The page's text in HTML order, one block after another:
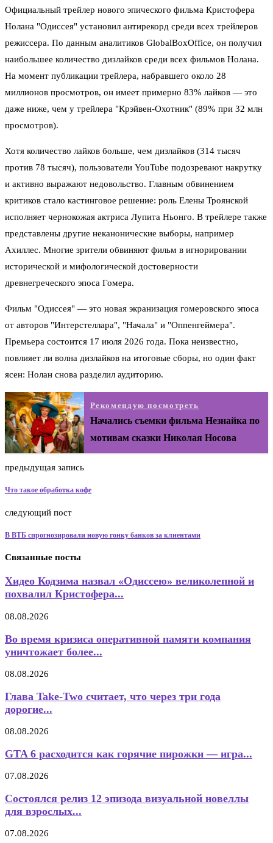
Официальный трейлер нового эпического фильма Кристофера
Нолана "Одиссея" установил антирекорд среди всех трейлеров
режиссера. По данным аналитиков GlobalBoxOffice, он получил
наибольшее количество дизлайков среди всех фильмов Нолана.
На момент публикации трейлера, набравшего около 28
миллионов просмотров, он имеет примерно 83% лайков — это
даже ниже, чем у трейлера "Крэйвен-Охотник" (89% при 32 млн
просмотров).
Хотя количество лайков больше, чем дизлайков (314 тысяч
против 78 тысяч), пользователи YouTube подозревают накрутку
и активно выражают недовольство. Главным обвинением
критиков стало кастинговое решение: роль Елены Троянской
исполняет чернокожая актриса Лупита Ньонго. В трейлере также
представлены другие неканонические выборы, например
Ахиллес. Многие зрители обвиняют фильм в игнорировании
исторической и мифологической достоверности
древнегреческого эпоса Гомера.
Фильм "Одиссея" — это новая экранизация гомеровского эпоса
от авторов "Интерстеллара", "Начала" и "Оппенгеймера".
Премьера состоится 17 июля 2026 года. Пока неизвестно,
повлияет ли волна дизлайков на итоговые сборы, но один факт
ясен: Нолан снова разделил аудиторию.
Рекомендую посмотреть
Начались съемки фильма Незнайка по
мотивам сказки Николая Носова
предыдущая запись
Что такое обработка кофе
следующий пост
В ВТБ спрогнозировали новую гонку банков за клиентами
Связанные посты
Хидео Кодзима назвал «Одиссею» великолепной и
похвалил Кристофера...
08.08.2026
Во время кризиса оперативной памяти компания
уничтожает более...
08.08.2026
Глава Take-Two считает, что через три года
дорогие...
08.08.2026
GTA 6 расходится как горячие пирожки — игра...
07.08.2026
Состоялся релиз 12 эпизода визуальной новеллы
для взрослых...
07.08.2026